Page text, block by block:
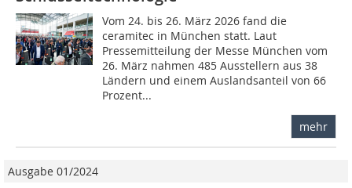
Vom 24. bis 26. März 2026 fand die
ceramitec in München statt. Laut
Pressemitteilung der Messe München vom
26. März nahmen 485 Ausstellern aus 38
Ländern und einem Auslandsanteil von 66
Prozent...
mehr
Ausgabe 01/2024